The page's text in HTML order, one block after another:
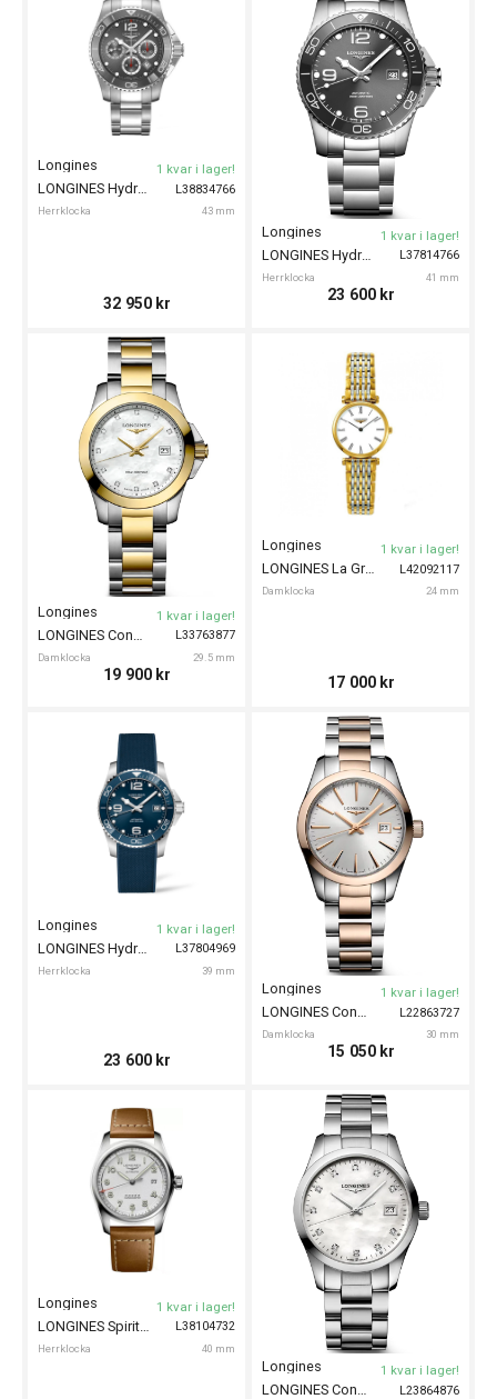
L38834766
Longines
Herrklocka 43 mm
LONGINES HydroConquest Chronograph 43mm
1 kvar i lager!
32 950 kr
L37814766
Longines
Herrklocka 41 mm
LONGINES HydroConquest 41mm
1 kvar i lager!
23 600 kr
L33763877
Longines
Damklocka 29.5 mm
1 kvar i lager!
19 900 kr
L42092117
Longines
Damklocka 24 mm
LONGINES La Grande Classique De Longines 24mm
1 kvar i lager!
17 000 kr
L37804969
Longines
Herrklocka 39 mm
LONGINES HydroConquest 39mm
1 kvar i lager!
23 600 kr
L22863727
Longines
Damklocka 30 mm
LONGINES Conquest Classic 29mm
1 kvar i lager!
15 050 kr
L38104732
Longines
Herrklocka 40 mm
LONGINES Spirit 40mm
1 kvar i lager!
L23864876
Longines
LONGINES Conquest Classic 34mm
1 kvar i lager!